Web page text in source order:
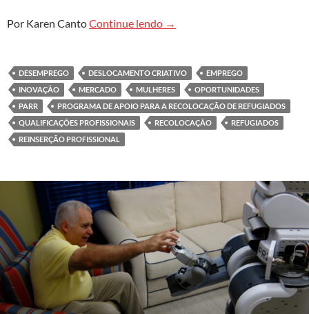
Por Karen CantoContinue lendo Os desafios para a
→
DESEMPREGO DESLOCAMENTO CRIATIVO
EMPREGO
INOVAÇÃO
MERCADO MULHERES
OPORTUNIDADES
PARR
PROGRAMA DE APOIO PARA A RECOLOCAÇÃO DE REFUGIADOS
QUALIFICAÇÕES PROFISSIONAIS
RECOLOCAÇÃO
REFUGIADOS
REINSERÇÃO PROFISSIONAL